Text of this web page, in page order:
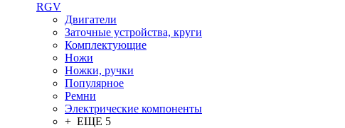
RGV
Двигатели
Заточные устройства, круги
Комплектующие
Ножи
Ножки, ручки
Популярное
Ремни
Электрические компоненты
+ ЕЩЕ 5